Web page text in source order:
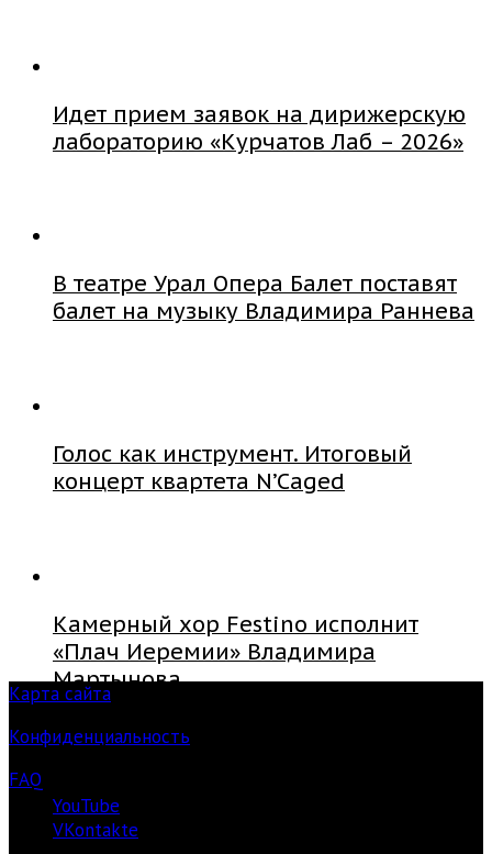
Идет прием заявок на дирижерскую
лабораторию «Курчатов Лаб – 2026»
В театре Урал Опера Балет поставят
балет на музыку Владимира Раннева
Голос как инструмент. Итоговый
концерт квартета N’Caged
Камерный хор Festino исполнит
«Плач Иеремии» Владимира
Мартынова
Карта сайта
Конфиденциальность
FAQ
YouTube
VKontakte